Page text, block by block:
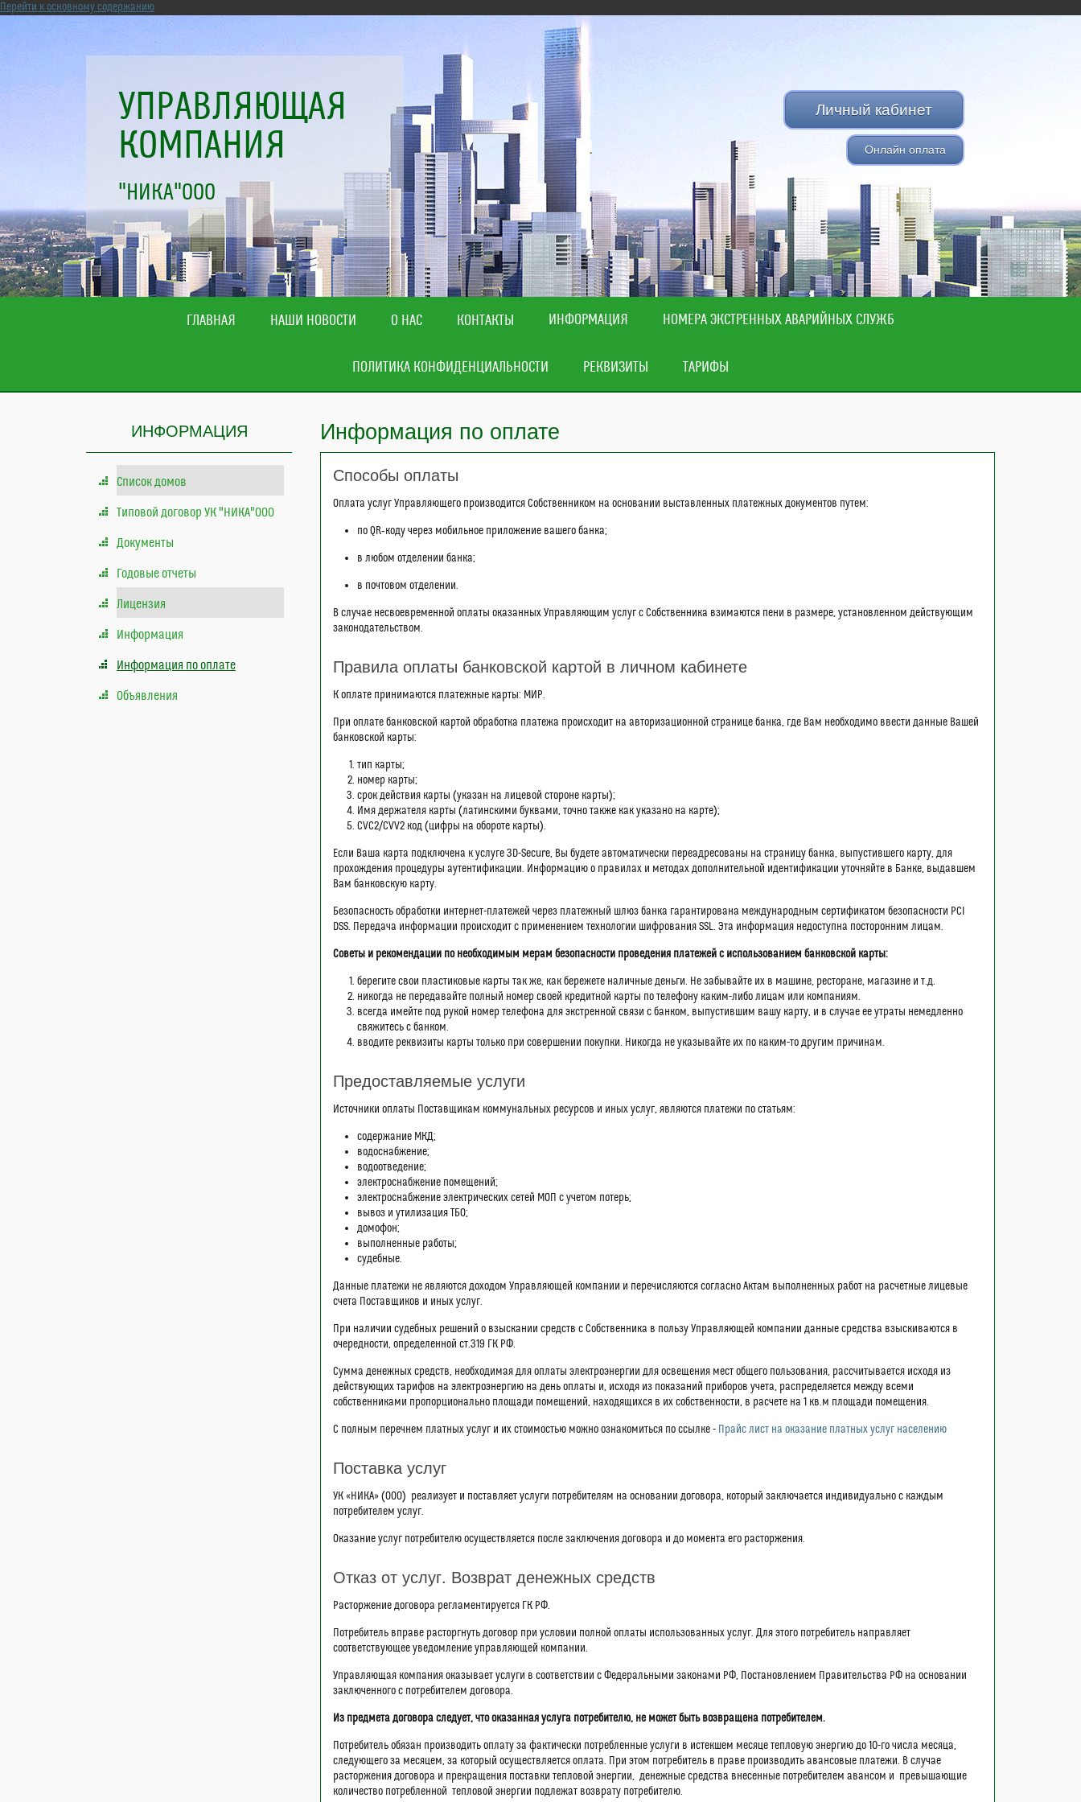
Перейти к основному содержанию
УПРАВЛЯЮЩАЯ
КОМПАНИЯ
"НИКА"ООО
Личный кабинет
Онлайн оплата
ГЛАВНАЯ НАШИ НОВОСТИ О НАС КОНТАКТЫ ИНФОРМАЦИЯ НОМЕРА ЭКСТРЕННЫХ АВАРИЙНЫХ СЛУЖБ
ПОЛИТИКА КОНФИДЕНЦИАЛЬНОСТИ РЕКВИЗИТЫ ТАРИФЫ
ИНФОРМАЦИЯ
Список домов
Типовой договор УК "НИКА"ООО
Документы
Годовые отчеты
Лицензия
Информация
Информация по оплате
Объявления
Информация по оплате
Способы оплаты
Оплата услуг Управляющего производится Собственником на основании выставленных платежных документов путем:
по QR‑коду через мобильное приложение вашего банка;
в любом отделении банка;
в почтовом отделении.
В случае несвоевременной оплаты оказанных Управляющим услуг с Собственника взимаются пени в размере, установленном действующим
законодательством.
Правила оплаты банковской картой в личном кабинете
К оплате принимаются платежные карты: МИР.
При оплате банковской картой обработка платежа происходит на авторизационной странице банка, где Вам необходимо ввести данные Вашей
банковской карты:
тип карты;
номер карты;
срок действия карты (указан на лицевой стороне карты);
Имя держателя карты (латинскими буквами, точно также как указано на карте);
CVC2/CVV2 код (цифры на обороте карты).
Если Ваша карта подключена к услуге 3D-Secure, Вы будете автоматически переадресованы на страницу банка, выпустившего карту, для
прохождения процедуры аутентификации. Информацию о правилах и методах дополнительной идентификации уточняйте в Банке, выдавшем
Вам банковскую карту.
Безопасность обработки интернет-платежей через платежный шлюз банка гарантирована международным сертификатом безопасности PCI
DSS. Передача информации происходит с применением технологии шифрования SSL. Эта информация недоступна посторонним лицам.
Советы и рекомендации по необходимым мерам безопасности проведения платежей с использованием банковской карты:
берегите свои пластиковые карты так же, как бережете наличные деньги. Не забывайте их в машине, ресторане, магазине и т.д.
никогда не передавайте полный номер своей кредитной карты по телефону каким-либо лицам или компаниям.
всегда имейте под рукой номер телефона для экстренной связи с банком, выпустившим вашу карту, и в случае ее утраты немедленно
свяжитесь с банком.
вводите реквизиты карты только при совершении покупки. Никогда не указывайте их по каким-то другим причинам.
Предоставляемые услуги
Источники оплаты Поставщикам коммунальных ресурсов и иных услуг, являются платежи по статьям:
содержание МКД;
водоснабжение;
водоотведение;
электроснабжение помещений;
электроснабжение электрических сетей МОП с учетом потерь;
вывоз и утилизация ТБО;
домофон;
выполненные работы;
судебные.
Данные платежи не являются доходом Управляющей компании и перечисляются согласно Актам выполненных работ на расчетные лицевые
счета Поставщиков и иных услуг.
При наличии судебных решений о взыскании средств с Собственника в пользу Управляющей компании данные средства взыскиваются в
очередности, определенной ст.319 ГК РФ.
Сумма денежных средств, необходимая для оплаты электроэнергии для освещения мест общего пользования, рассчитывается исходя из
действующих тарифов на электроэнергию на день оплаты и, исходя из показаний приборов учета, распределяется между всеми
собственниками пропорционально площади помещений, находящихся в их собственности, в расчете на 1 кв.м площади помещения.
С полным перечнем платных услуг и их стоимостью можно ознакомиться по ссылке - Прайс лист на оказание платных услуг населению
Поставка услуг
УК «НИКА» (ООО) реализует и поставляет услуги потребителям на основании договора, который заключается индивидуально с каждым
потребителем услуг.
Оказание услуг потребителю осуществляется после заключения договора и до момента его расторжения.
Отказ от услуг. Возврат денежных средств
Расторжение договора регламентируется ГК РФ.
Потребитель вправе расторгнуть договор при условии полной оплаты использованных услуг. Для этого потребитель направляет
соответствующее уведомление управляющей компании.
Управляющая компания оказывает услуги в соответствии с Федеральными законами РФ, Постановлением Правительства РФ на основании
заключенного с потребителем договора.
Из предмета договора следует, что оказанная услуга потребителю, не может быть возвращена потребителем.
Потребитель обязан производить оплату за фактически потребленные услуги в истекшем месяце тепловую энергию до 10-го числа месяца,
следующего за месяцем, за который осуществляется оплата. При этом потребитель в праве производить авансовые платежи. В случае
расторжения договора и прекращения поставки тепловой энергии, денежные средства внесенные потребителем авансом и превышающие
количество потребленной тепловой энергии подлежат возврату потребителю.